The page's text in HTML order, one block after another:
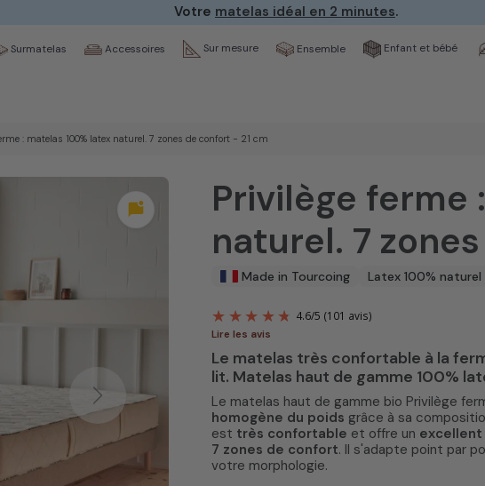
Votre matelas idéal en 2 minutes.
Surmatelas Accessoires Sur mesure Ensemble Enfant et bébé
: matelas 100% latex naturel. 7 zones de confort - 21 cm
mark_chat_unread
Next
Privilège ferme
naturel. 7
4.6/5(101
Made in Tourcoing Latex 100% naturel
Lire les avis
Le matelas très confortable à la
lit. Matelas haut de gamme 100%
Le matelas haut de gamme bio Privilège
homogène du poids grâce à sa
est très confortable et offre un
7 zones de confort. Il s'adapte point par
votre morphologie.